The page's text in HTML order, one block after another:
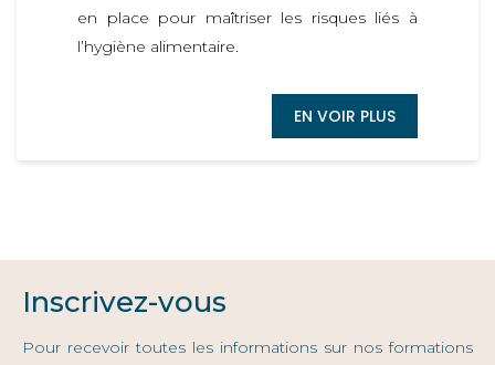
en place pour maîtriser les risques liés à
l’hygiène alimentaire.
EN VOIR PLUS
Inscrivez-vous
Pour recevoir toutes les informations sur nos formations